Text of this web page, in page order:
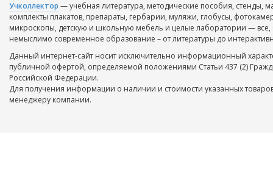
Учколлектор — учебная литература, методические пособия, стенды,
комплекты плакатов, препараты, гербарии, муляжи, глобусы,
микроскопы, детскую и школьную мебель и целые лаборатории — все,
немыслимо современное образование – от литературы до
Данный интернет-сайт носит исключительно информационный
публичной офертой, определяемой положениями Статьи 437 (2)
Российской Федерации.
Для получения информации о наличии и стоимости указанных
менеджеру компании.